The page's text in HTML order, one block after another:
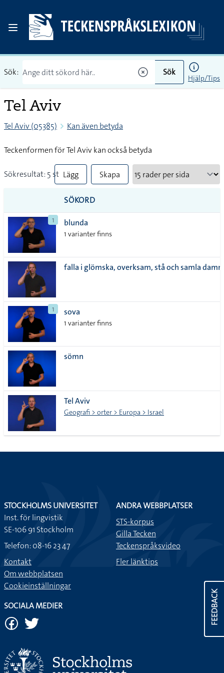
Sök: Sök
Hjälp/Tips
Tel Aviv
Tel Aviv (05385) Kan även betyda
Teckenformen för Tel Aviv kan också betyda
Sökresultat: 5 st Lägg
till
alla i
lista
Skapa
SÖKORD
1 blunda
1 varianter finns
falla i glömska, overksam, stå och samla
1 sova
1 varianter finns
sömn
Tel Aviv
Geografi > orter > Europa > Israel
FEEDBACK
STOCKHOLMS UNIVERSITET
Inst. för lingvistik
SE-106 91 Stockholm
Telefon: 08-16 23 47
Kontakt
Om webbplatsen
Cookieinställningar
ANDRA WEBBPLATSER
STS-korpus
Gilla Tecken
Teckenspråksvideo
Fler länktips
SOCIALA MEDIER